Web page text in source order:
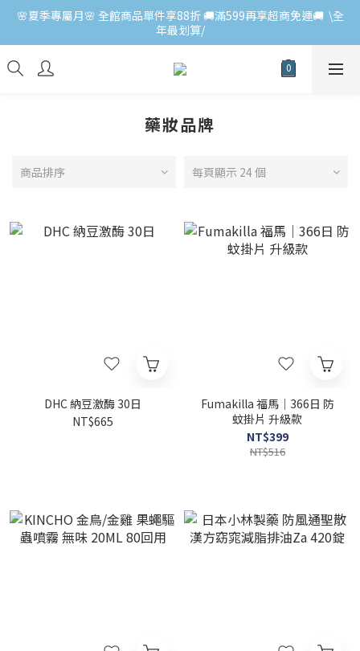
🌸夏季專屬月🌸 全館商品單件享88折 🚚滿599再享超商免運🚚  \全
年最划算/
藥妝品牌
商品排序 每頁顯示 24 個
DHC 納豆激酶 30日
NT$665
Fumakilla 福馬｜366日 防
蚊掛片 升級款
NT$399
NT$516